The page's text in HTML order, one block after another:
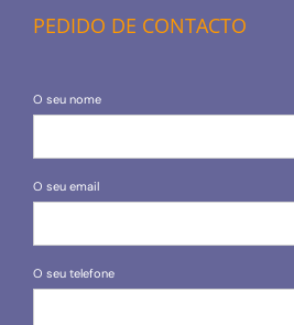
PEDIDO DE CONTACTO
O seu nome
O seu email
O seu telefone